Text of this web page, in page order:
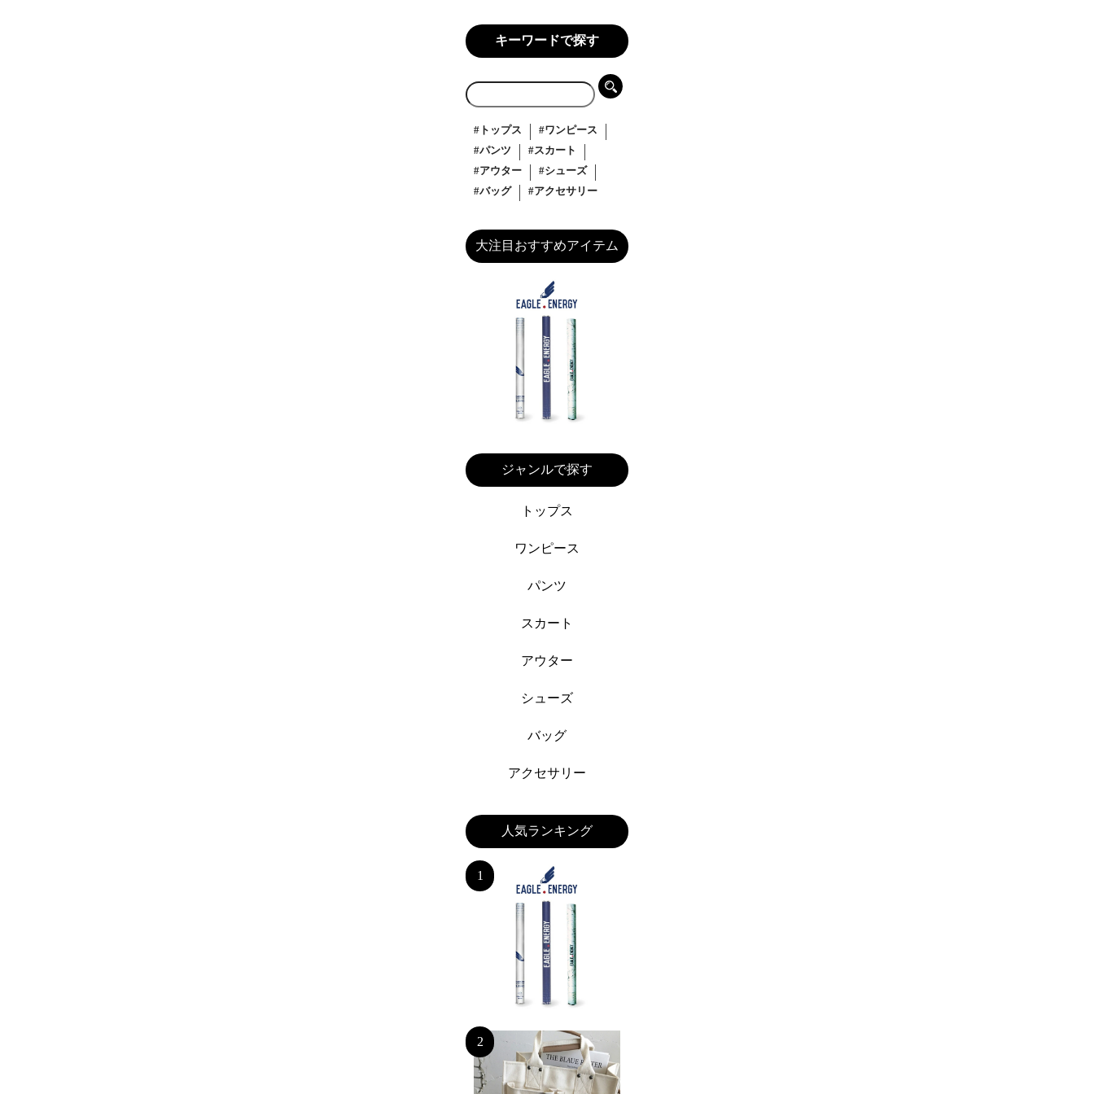
キーワードで探す
#トップス
#ワンピース
#パンツ
#スカート
#アウター
#シューズ
#バッグ
#アクセサリー
大注目おすすめアイテム
ジャンルで探す
トップス
ワンピース
パンツ
スカート
アウター
シューズ
バッグ
アクセサリー
人気ランキング
1
2